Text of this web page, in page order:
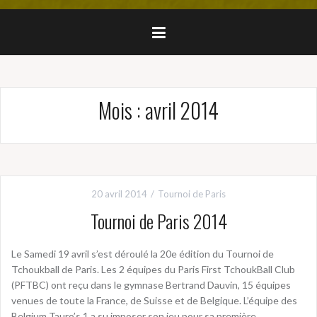
Mois :avril 2014
20 avril 2014 Tournoi de Paris
Tournoi de Paris 2014
Le Samedi 19 avril s’est déroulé la 20e édition du Tournoi de
Tchoukball de Paris. Les 2 équipes du Paris First TchoukBall Club
(PFTBC) ont reçu dans le gymnase Bertrand Dauvin, 15 équipes
venues de toute la France, de Suisse et de Belgique. L’équipe des